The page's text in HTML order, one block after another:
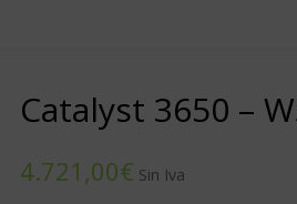
Catalyst 3650 –
€